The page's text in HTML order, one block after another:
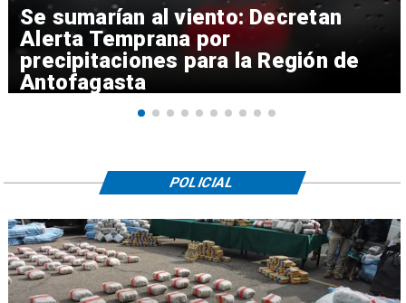
Se sumarían al viento: Decretan
Alerta Temprana por
precipitaciones para la Región de
Antofagasta
POLICIAL